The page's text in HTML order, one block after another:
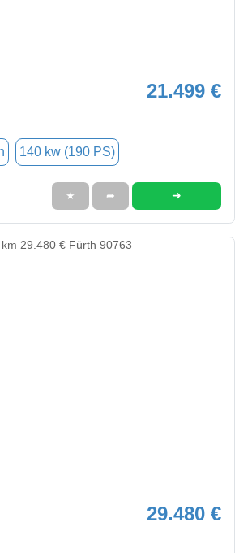
21.499 €
140 kw (190 PS)
★ ➦ ➜
29.480 €